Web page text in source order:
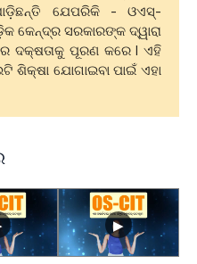
ଯେପରିକି - ଓଏସ୍-
କେନ୍ଦ୍ର ସରକାରଙ୍କ ଦ୍ୱାରା
ପୂରଣ କରେ I ଏହି
ଶିକ୍ଷା ଯୋଗାଇବା ପାଇଁ ଏହା